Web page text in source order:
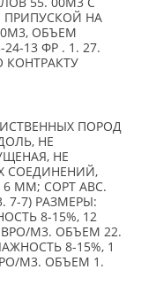
ПРИПУСКОЙ НА
ОБЪЕМ
13 ФР . 1. 27.
КОНТРАКТУ
ПОРОД
НЕ
НЕ
СОЕДИНЕНИЙ,
ММ; СОРТ АВС.
7-7) РАЗМЕРЫ:
8-15%, 12
М3. ОБЪЕМ 22.
8-15%, 1
М3. ОБЪЕМ 1.